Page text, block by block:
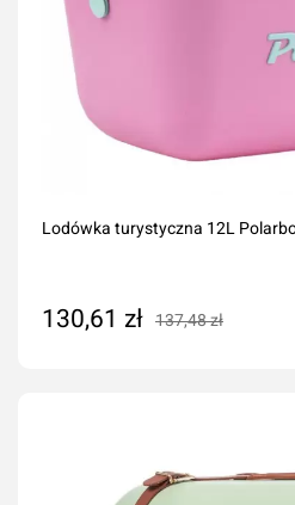
Lodówka turystyczna 12L
130,61 zł 137,48 zł